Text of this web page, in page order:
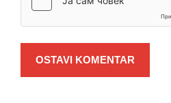
OSTAVI KOMENTAR